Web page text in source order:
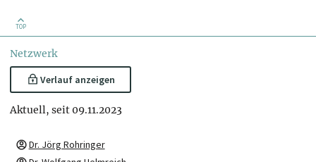
TOP
Netzwerk
Verlauf anzeigen
Aktuell, seit 09.11.2023
Dr. Jörg Rohringer